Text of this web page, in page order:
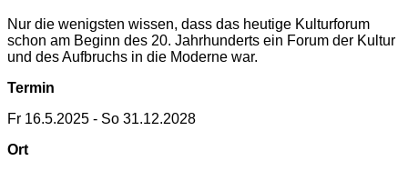
Nur die wenigsten wissen, dass das heutige Kulturforum
schon am Beginn des 20. Jahrhunderts ein Forum der Kultur
und des Aufbruchs in die Moderne war.
Termin
Fr 16.5.2025 - So 31.12.2028
Ort